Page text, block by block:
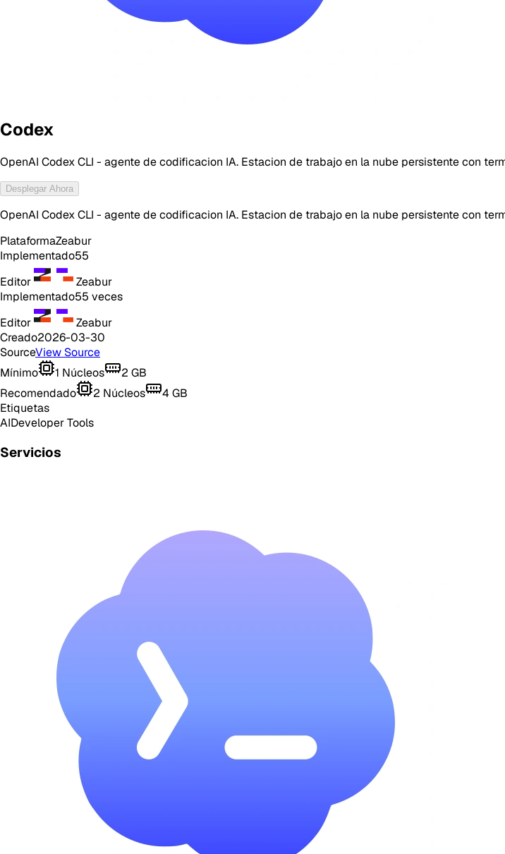
Codex
OpenAI Codex CLI - agente de codificacion IA. Estacion de trabajo en la nube persistente con
Desplegar Ahora
OpenAI Codex CLI - agente de codificacion IA. Estacion de trabajo en la nube persistente con
PlataformaZeabur
Implementado55
Editor
Zeabur
Implementado55 veces
Editor
Zeabur
Creado2026-03-30
SourceView Source
Mínimo
1 Núcleos 2 GB
Recomendado
2 Núcleos 4 GB
Etiquetas
AIDeveloper Tools
Servicios